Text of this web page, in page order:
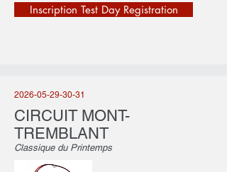
Inscription Test Day Registration
2026-05-29-30-31
CIRCUIT MONT-
TREMBLANT
Classique du Printemps